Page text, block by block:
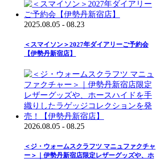
2025.08.05 - 08.23
＜スマイソン＞2027年ダイアリーご予約会
【伊勢丹新宿店】
2026.08.05 - 08.25
＜ジ・ウォームスクラフツ マニュファクチャ
ー＞｜伊勢丹新宿店限定レザーグッズや、ホ